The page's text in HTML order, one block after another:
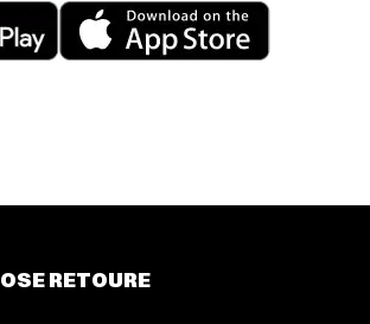
Play market
App store
RETOURE